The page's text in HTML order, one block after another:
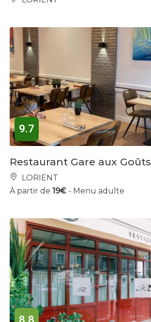
9.7
Restaurant Gare aux Goûts
LORIENT
À partir de 19€ - Menu adulte